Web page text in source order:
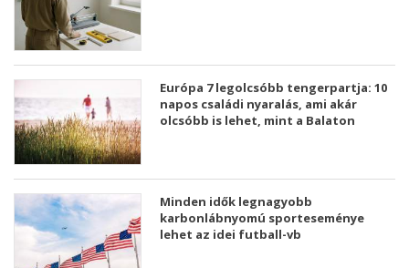
Európa 7 legolcsóbb tengerpartja: 10
napos családi nyaralás, ami akár
olcsóbb is lehet, mint a Balaton
Minden idők legnagyobb
karbonlábnyomú sporteseménye
lehet az idei futball-vb